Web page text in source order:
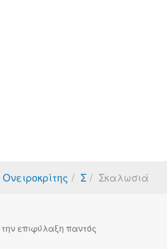
Ονειροκρίτης Σ Σκαλωσιά
επιφύλαξη παντός